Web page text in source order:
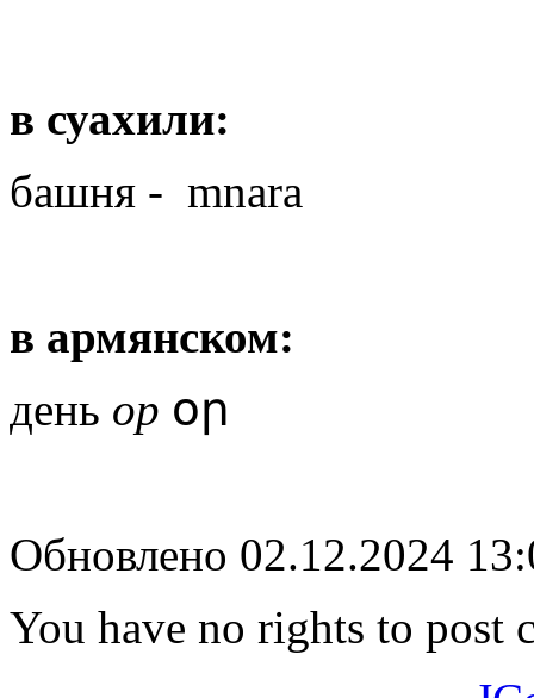
в суахили:
башня - mnara
в армянском:
день ор օր
Обновлено 02.12.2024
You have no rights to post